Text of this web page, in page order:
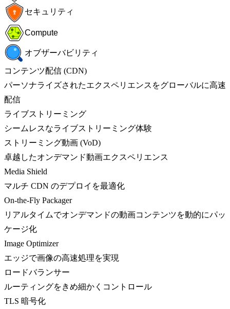
セキュリティ
Compute
オブザーバビリティ
コンテンツ配信 (CDN)
パーソナライズされたエクスペリエンスをグローバルに高速
配信
ライブストリーミング
シームレスなライブストリーミング体験
ストリーミング動画 (VoD)
卓越したオンデマンド動画エクスペリエンス
Media Shield
マルチ CDN のデプロイを最適化
On-the-Fly Packager
リアルタイムでオンデマンドの動画コンテンツを動的にパッ
ケージ化
Image Optimizer
エッジで画像の高速処理を実現
ロードバランサー
ルーティングをきめ細かくコントロール
TLS 暗号化